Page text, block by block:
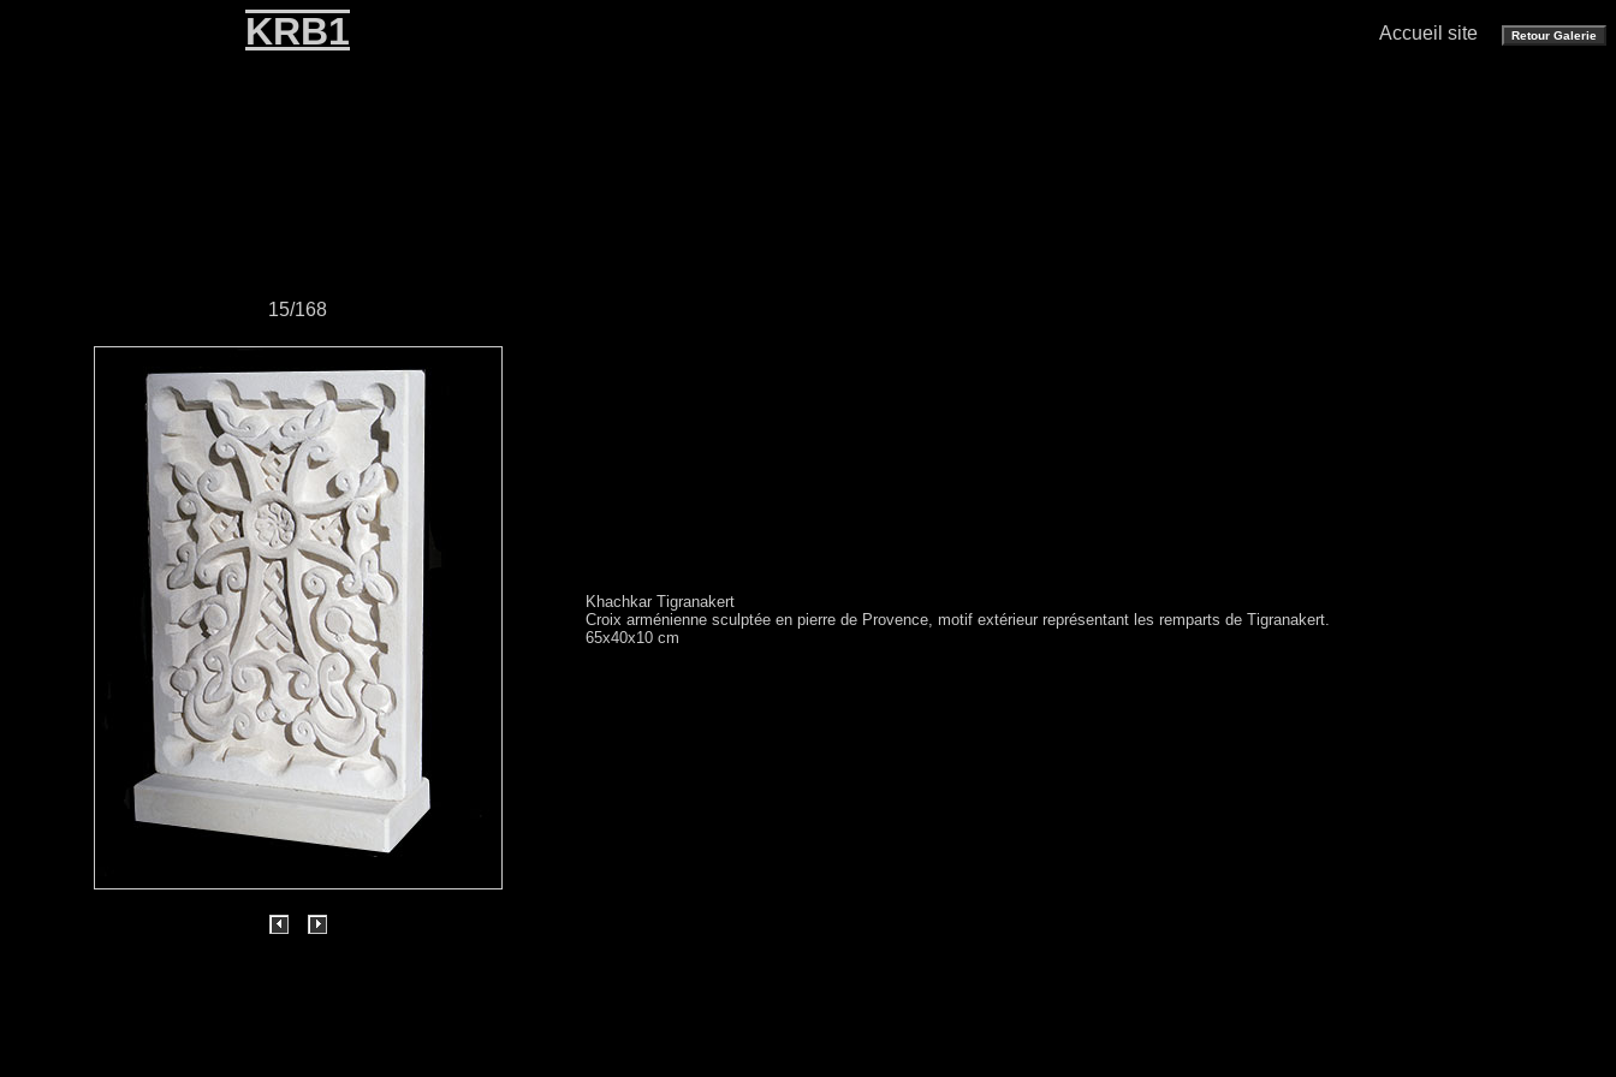
KRB1 Accueil site
15/168
Khachkar Tigranakert
Croix arménienne sculptée en pierre de Provence, motif extérieur représentant les remparts de Tigranakert.
65x40x10 cm